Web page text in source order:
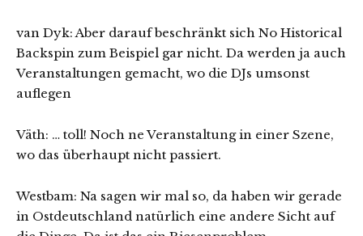
van Dyk: Aber darauf beschränkt sich No Historical
Backspin zum Beispiel gar nicht. Da werden ja auch
Veranstaltungen gemacht, wo die DJs umsonst
auflegen
Väth: … toll! Noch ne Veranstaltung in einer Szene,
wo das überhaupt nicht passiert.
Westbam: Na sagen wir mal so, da haben wir gerade
in Ostdeutschland natürlich eine andere Sicht auf